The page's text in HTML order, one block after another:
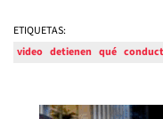
ETIQUETAS:
video detienen qué